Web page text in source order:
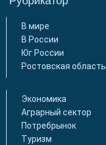
В мире
В России
Юг России
Ростовская область
Экономика
Аграрный сектор
Потребрынок
Туризм